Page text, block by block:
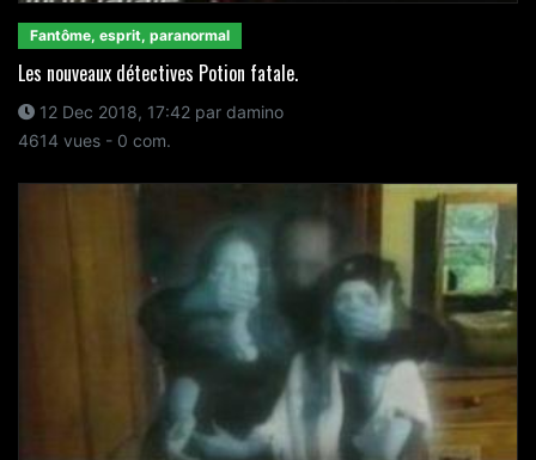
Fantôme, esprit, paranormal
Les nouveaux détectives Potion fatale.
12 Dec 2018, 17:42 par damino
4614 vues - 0 com.